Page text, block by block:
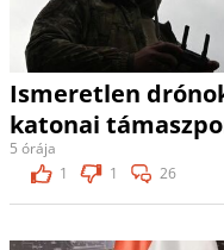
Ismeretlen
katonai
5 órája
1
1 26